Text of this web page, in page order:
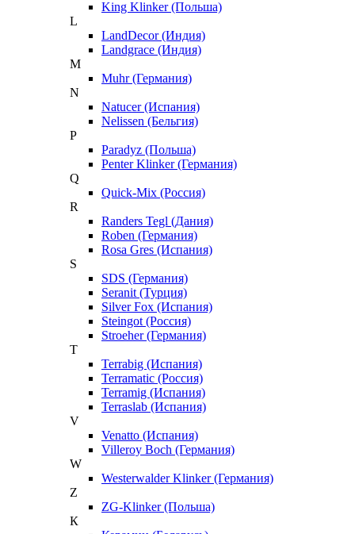
King Klinker (Польша)
L
LandDecor (Индия)
Landgrace (Индия)
M
Muhr (Германия)
N
Natucer (Испания)
Nelissen (Бельгия)
P
Paradyz (Польша)
Penter Klinker (Германия)
Q
Quick-Mix (Россия)
R
Randers Tegl (Дания)
Roben (Германия)
Rosa Gres (Испания)
S
SDS (Германия)
Seranit (Турция)
Silver Fox (Испания)
Steingot (Россия)
Stroeher (Германия)
T
Terrabig (Испания)
Terramatic (Россия)
Terramig (Испания)
Terraslab (Испания)
V
Venatto (Испания)
Villeroy Boch (Германия)
W
Westerwalder Klinker (Германия)
Z
ZG-Klinker (Польша)
К